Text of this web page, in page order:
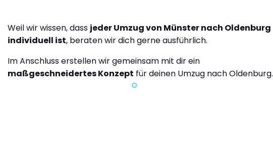
Weil wir wissen, dass jeder Umzug von Münster nach Oldenburg
individuell ist, beraten wir dich gerne ausführlich.
Im Anschluss erstellen wir gemeinsam mit dir ein
maßgeschneidertes Konzept für deinen Umzug nach Oldenburg.